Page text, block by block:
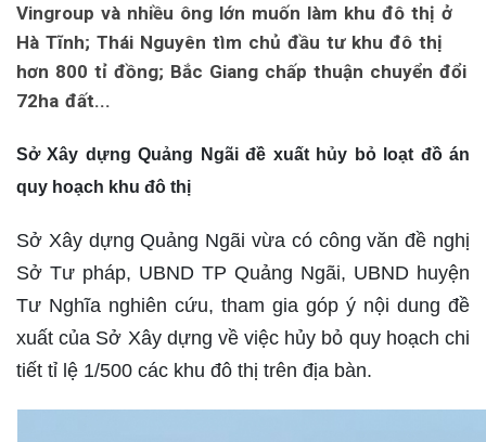
Vingroup và nhiều ông lớn muốn làm khu đô thị ở
Hà Tĩnh; Thái Nguyên tìm chủ đầu tư khu đô thị
hơn 800 tỉ đồng; Bắc Giang chấp thuận chuyển đổi
72ha đất...
Sở Xây dựng Quảng Ngãi đề xuất hủy bỏ loạt đồ án
quy hoạch khu đô thị
Sở Xây dựng Quảng Ngãi vừa có công văn đề nghị
Sở Tư pháp, UBND TP Quảng Ngãi, UBND huyện
Tư Nghĩa nghiên cứu, tham gia góp ý nội dung đề
xuất của Sở Xây dựng về việc hủy bỏ quy hoạch chi
tiết tỉ lệ 1/500 các khu đô thị trên địa bàn.